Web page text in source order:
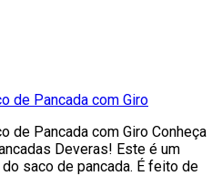
de Pancada com Giro
de Pancada com Giro Conheça
Deveras! Este é um
saco de pancada. É feito de